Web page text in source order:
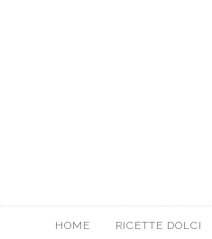
HOME RICETTE DOLCI